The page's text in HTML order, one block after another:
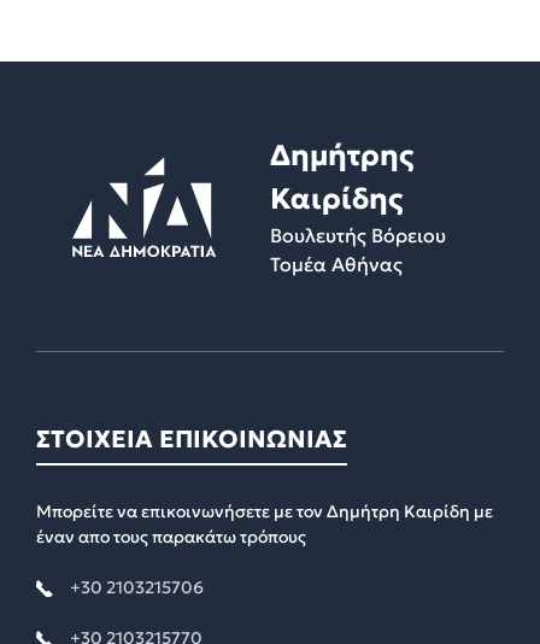
Δημήτρης
Καιρίδης
Βουλευτής Βόρειου
Τομέα Αθήνας
ΣΤΟΙΧΕΙΑ ΕΠΙΚΟΙΝΩΝΙΑΣ
Μπορείτε να επικοινωνήσετε με τον Δημήτρη Καιρίδη με
έναν απο τους παρακάτω τρόπους
+30 2103215706
+30 2103215770